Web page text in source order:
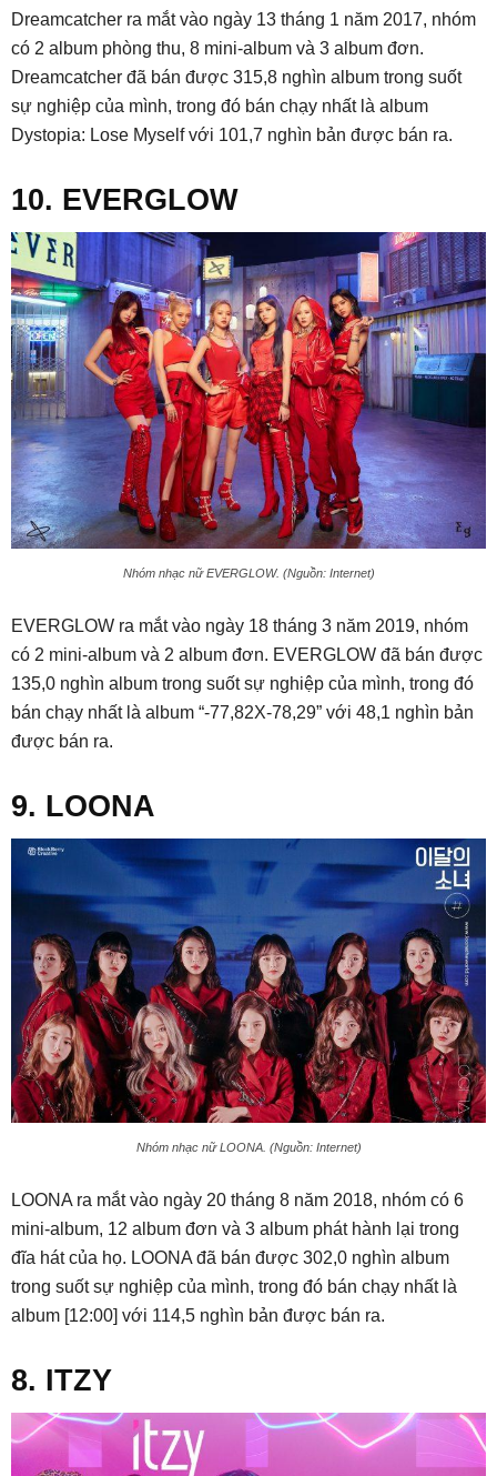
Dreamcatcher ra mắt vào ngày 13 tháng 1 năm 2017, nhóm
có 2 album phòng thu, 8 mini-album và 3 album đơn.
Dreamcatcher đã bán được 315,8 nghìn album trong suốt
sự nghiệp của mình, trong đó bán chạy nhất là album
Dystopia: Lose Myself với 101,7 nghìn bản được bán ra.
10. EVERGLOW
Nhóm nhạc nữ EVERGLOW. (Nguồn: Internet)
EVERGLOW ra mắt vào ngày 18 tháng 3 năm 2019, nhóm
có 2 mini-album và 2 album đơn. EVERGLOW đã bán được
135,0 nghìn album trong suốt sự nghiệp của mình, trong đó
bán chạy nhất là album “-77,82X-78,29” với 48,1 nghìn bản
được bán ra.
9. LOONA
Nhóm nhạc nữ LOONA. (Nguồn: Internet)
LOONA ra mắt vào ngày 20 tháng 8 năm 2018, nhóm có 6
mini-album, 12 album đơn và 3 album phát hành lại trong
đĩa hát của họ. LOONA đã bán được 302,0 nghìn album
trong suốt sự nghiệp của mình, trong đó bán chạy nhất là
album [12:00] với 114,5 nghìn bản được bán ra.
8. ITZY